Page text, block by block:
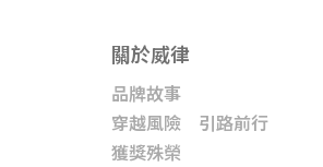
關於威律
品牌故事
穿越風險 引路前行
獲獎殊榮